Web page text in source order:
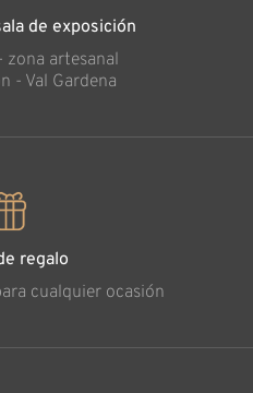
de exposición
artesanal
- Val Gardena
regalo
cualquier ocasión